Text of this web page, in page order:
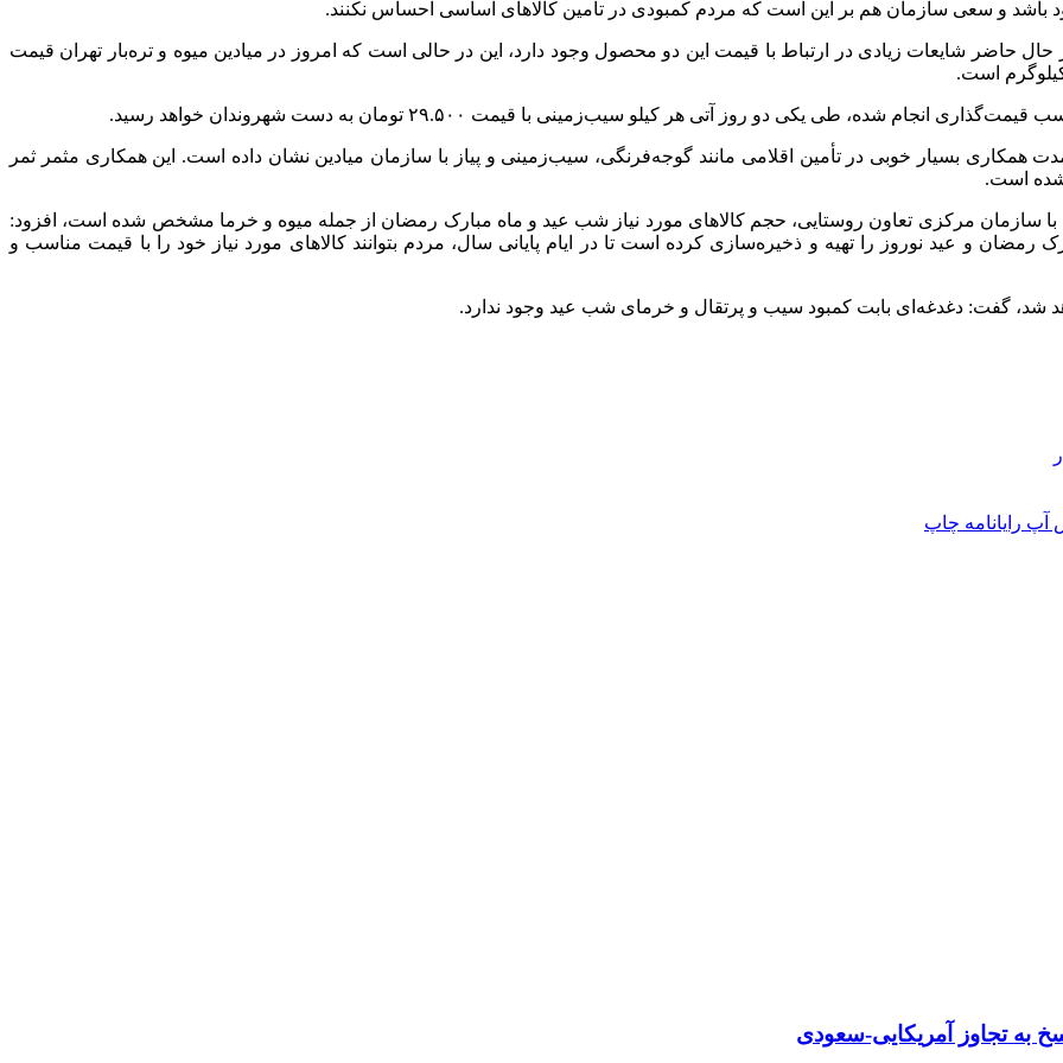
باشد و سعی سازمان هم بر این است که مردم کمبودی در تأمین کالاهای اساسی احساس نکنند.
حاضر شایعات زیادی در ارتباط با قیمت این دو محصول وجود دارد، این در حالی است که امروز در میادین میوه و تره‌بار تهران قیمت
شده، طی یکی دو روز آتی هر کیلو سیب‌زمینی با قیمت ۲۹.۵۰۰ تومان به دست شهروندان خواهد رسید.
بسیار خوبی در تأمین اقلامی مانند گوجه‌فرنگی، سیب‌زمینی و پیاز با سازمان میادین نشان داده است. این همکاری مثمر ثمر
شده است.
با سازمان مرکزی تعاون روستایی، حجم کالاهای مورد نیاز شب عید و ماه مبارک رمضان از جمله میوه و خرما مشخص شده است، افزود:
و عید نوروز را تهیه و ذخیره‌سازی کرده است تا در ایام پایانی سال، مردم بتوانند کالاهای مورد نیاز خود را با قیمت مناسب و
شد، گفت: دغدغه‌ای بابت کمبود سیب و پرتقال و خرمای شب عید وجود ندارد.
آپ رایانامه چاپ
به تجاوز آمریکایی-سعودی